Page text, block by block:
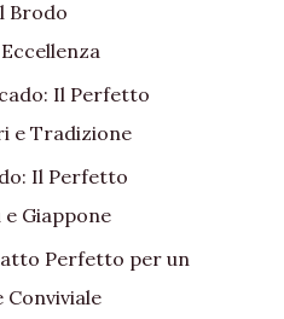
Brodo
Il Perfetto
e Tradizione
Il Perfetto
Giappone
Perfetto per un
Conviviale